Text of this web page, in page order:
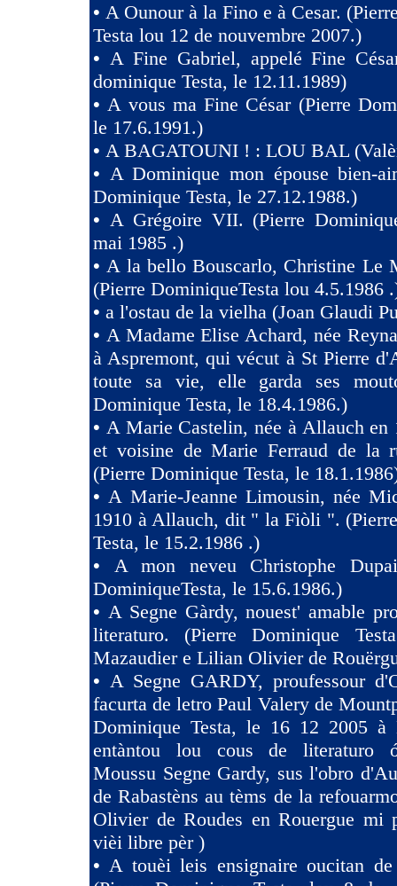
• A Ounour à la Fino e à Cesar.
Testa lou 12 de nouvembre 2007.)
• A Fine Gabriel, appelé Fine
dominique Testa, le 12.11.1989)
•A vous ma Fine César (Pierre
le 17.6.1991.)
• A BAGATOUNI ! : LOU BAL
• A Dominique mon épouse bien-
Dominique Testa, le 27.12.1988.)
• A Grégoire VII. (Pierre
mai 1985 .)
•A la bello Bouscarlo, Christine Le
(Pierre DominiqueTesta lou 4.5.1986
• a l'ostau de la vielha (Joan Glaudi
• A Madame Elise Achard, née
à Aspremont, qui vécut à St Pierre
toute sa vie, elle garda ses
Dominique Testa, le 18.4.1986.)
• A Marie Castelin, née à Allauch en
et voisine de Marie Ferraud de la
(Pierre Dominique Testa, le
•A Marie-Jeanne Limousin, née
1910 à Allauch, dit " la Fiòli ".
Testa, le 15.2.1986 .)
• A mon neveu Christophe
DominiqueTesta, le 15.6.1986.)
• A Segne Gàrdy, nouest' amable
literaturo. (Pierre Dominique
Mazaudier e Lilian Olivier de
• A Segne GARDY, proufessour
facurta de letro Paul Valery de
Dominique Testa, le 16 12 2005 à
entàntou lou cous de literaturo
Moussu Segne Gardy, sus l'obro
de Rabastèns au tèms de la
Olivier de Roudes en Rouergue mi
vièi libre pèr )
•A touèi leis ensignaire oucitan